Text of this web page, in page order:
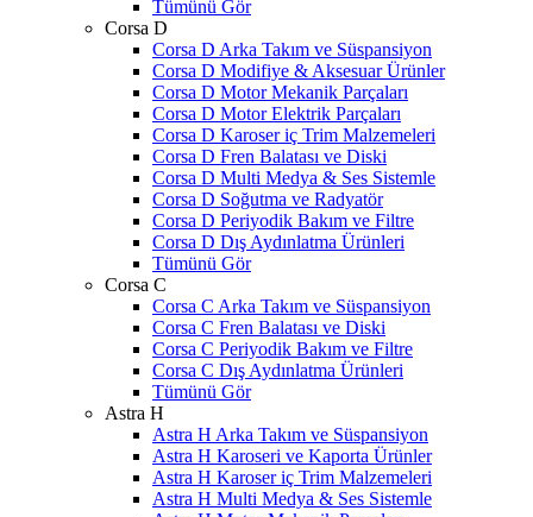
Tümünü Gör
Corsa D
Corsa D Arka Takım ve Süspansiyon
Corsa D Modifiye & Aksesuar Ürünler
Corsa D Motor Mekanik Parçaları
Corsa D Motor Elektrik Parçaları
Corsa D Karoser iç Trim Malzemeleri
Corsa D Fren Balatası ve Diski
Corsa D Multi Medya & Ses Sistemle
Corsa D Soğutma ve Radyatör
Corsa D Periyodik Bakım ve Filtre
Corsa D Dış Aydınlatma Ürünleri
Tümünü Gör
Corsa C
Corsa C Arka Takım ve Süspansiyon
Corsa C Fren Balatası ve Diski
Corsa C Periyodik Bakım ve Filtre
Corsa C Dış Aydınlatma Ürünleri
Tümünü Gör
Astra H
Astra H Arka Takım ve Süspansiyon
Astra H Karoseri ve Kaporta Ürünler
Astra H Karoser iç Trim Malzemeleri
Astra H Multi Medya & Ses Sistemle